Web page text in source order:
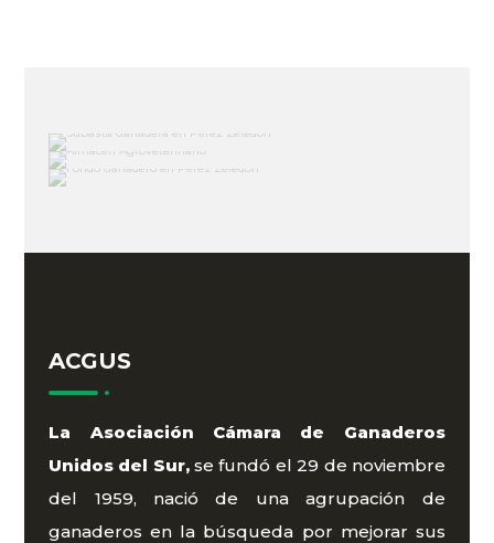
ACGUS
La Asociación Cámara de Ganaderos
Unidos del Sur,se fundó el 29 de noviembre
del 1959, nació de una agrupación de
ganaderos en la búsqueda por mejorar sus